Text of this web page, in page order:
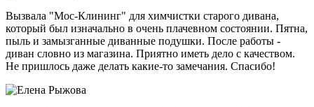
Вызвала "Мос-Клининг" для химчистки старого дивана,
который был изначально в очень плачевном состоянии. Пятна,
пыль и замызганные диванные подушки. После работы -
диван словно из магазина. Приятно иметь дело с качеством.
Не пришлось даже делать какие-то замечания. Спасибо!